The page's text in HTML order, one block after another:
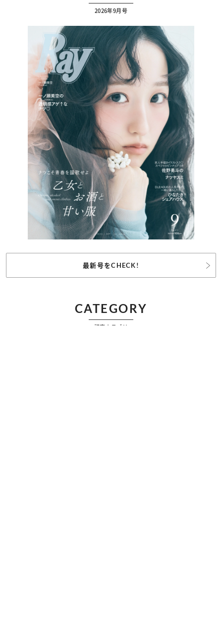
2026年9月号
最新号をCHECK!
CATEGORY
記事カテゴリ